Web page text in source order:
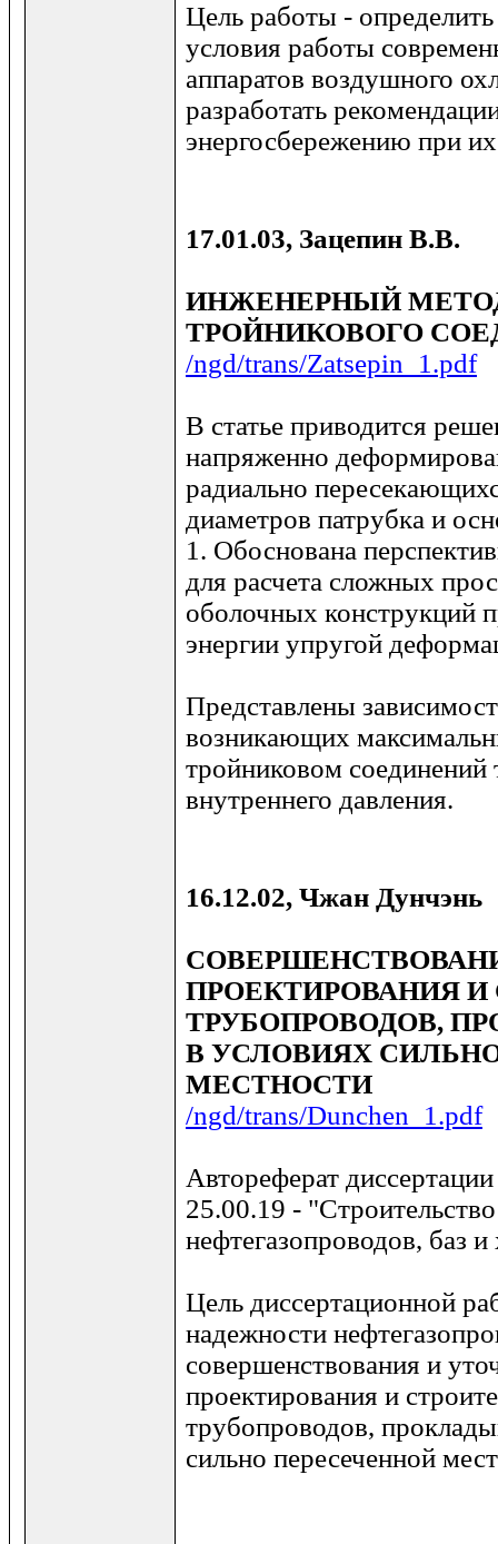
Цель работы -
условия работы
аппаратов воздушного
разработать
энергосбережению при
17.01.03, Зацепин В.В.
ИНЖЕНЕРНЫЙ
ТРОЙНИКОВОГО
/ngd/trans/Zatsepin_1.pdf
В статье приводится
напряженно
радиально
диаметров патрубка и
1. Обоснована
для расчета сложных
оболочных конструкций
энергии упругой
Представлены
возникающих
тройниковом соединений
внутреннего давления.
16.12.02, Чжан Дунчэнь
ПРОЕКТИРОВАНИЯ И
ТРУБОПРОВОДОВ,
В УСЛОВИЯХ
МЕСТНОСТИ
/ngd/trans/Dunchen_1.pdf
Автореферат
25.00.19 -
нефтегазопроводов, баз
Цель диссертационной
надежности
совершенствования и
проектирования и
трубопроводов,
сильно пересеченной